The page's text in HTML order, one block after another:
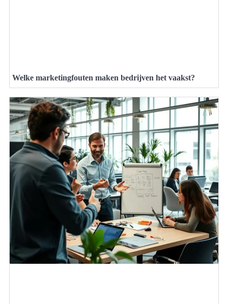
Welke marketingfouten maken bedrijven het vaakst?